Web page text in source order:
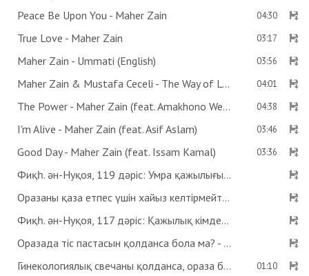
Peace Be Upon You - Maher Zain 04:30
True Love - Maher Zain 03:17
Maher Zain - Ummati (English) 03:56
Maher Zain & Mustafa Ceceli - The Way of Love 04:01
The Power - Maher Zain (feat. Amakhono We Sintu) 04:38
I'm Alive - Maher Zain (feat. Asif Aslam) 03:46
Good Day - Maher Zain (feat. Issam Kamal) 03:36
Фиқһ. ән-Нуқоя, 119 дәріс: Умра қажылығы - Абдусамат Қасым
Оразаны қаза етпес үшін хайыз келтірмейтін дәрі ішсе бола ма? Көзге дәрі тамызса ораза бұзыла ма? - Абдусамат Қасым
Фиқһ. ән-Нуқоя, 117 дәріс: Қажылық кімдерге парыз? - Абдусамат Қасым
Оразада тіс пастасын қолданса бола ма? - Абдусамат Қасым
Гинекологиялық свечаны қолданса, ораза бұзыла ма? - Абдусамат Қасым
01:10